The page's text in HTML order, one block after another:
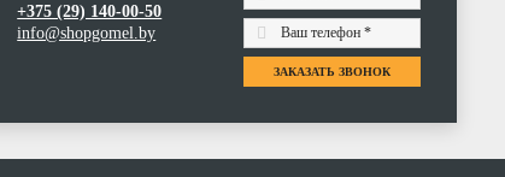
+375 (29) 140-00-50
info@shopgomel.by
ЗАКАЗАТЬ ЗВОНОК